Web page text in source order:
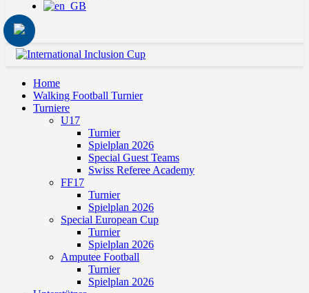
Home
Walking Football Turnier
Turniere
U17
Turnier
Spielplan 2026
Special Guest Teams
Swiss Referee Academy
FF17
Turnier
Spielplan 2026
Special European Cup
Turnier
Spielplan 2026
Amputee Football
Turnier
Spielplan 2026